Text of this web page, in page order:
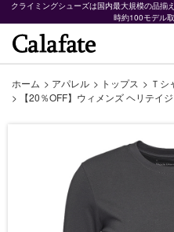
クライミングシューズは国内最大規模の品揃
時約100モデル
ホーム > アパレル > トップス > Ｔシ
>
【20％OFF】ウィメンズ ヘリテイ